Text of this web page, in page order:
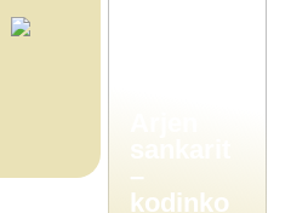
–
kodinko